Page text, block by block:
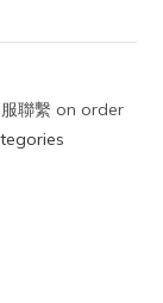
聯繫 on order